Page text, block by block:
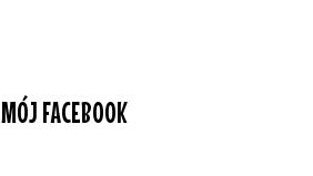
MÓJ FACEBOOK